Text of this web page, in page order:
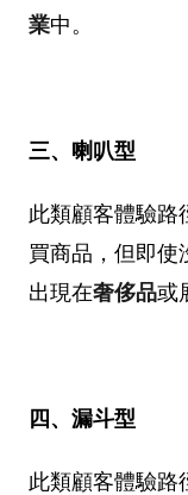
業中。
三、喇叭型
此類顧客體驗路
買商品，但即使
出現在奢侈品或
四、漏斗型
此類顧客體驗路